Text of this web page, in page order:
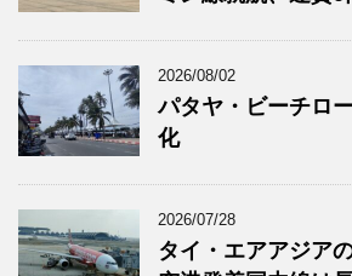
2026/08/02
パタヤ・ビーチロ
化
2026/07/28
タイ・エアアジア